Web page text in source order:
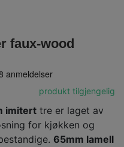
faux-wood
produkt tilgjengelig
imitert tre er laget av
for kjøkken og
65mm lamell